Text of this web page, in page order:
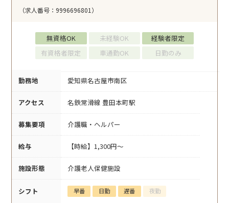
（求人番号：9996696801）
無資格OK 未経験OK
経験者限定
有資格者限定
車通勤OK 日勤のみ
勤務地 愛知県名古屋市南区
アクセス 名鉄常滑線 豊田本町駅
募集要項 介護職・ヘルパー
給与 【時給】1,300円～
施設形態 介護老人保健施設
シフト 早番 日勤 遅番 夜勤